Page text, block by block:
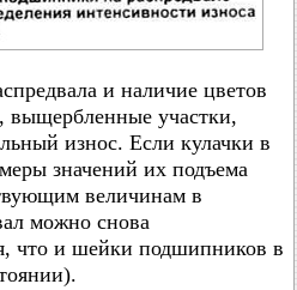
и наличие цветов
выщербленные участки,
износ. Если кулачки в
значений их подъема
величинам в
можно снова
что и шейки подшипников в